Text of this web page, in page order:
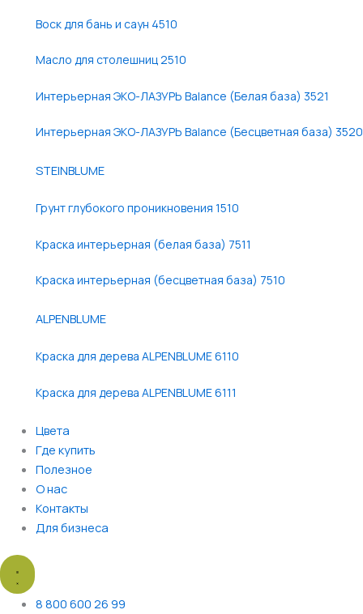
Воск для бань и саун 4510
Масло для столешниц 2510
Интерьерная ЭКО-ЛАЗУРЬ Balance (Белая база) 3521
Интерьерная ЭКО-ЛАЗУРЬ Balance (Бесцветная база) 3520
STEINBLUME
Грунт глубокого проникновения 1510
Краска интерьерная (белая база) 7511
Краска интерьерная (бесцветная база) 7510
ALPENBLUME
Краска для дерева ALPENBLUME 6110
Краска для дерева ALPENBLUME 6111
Цвета
Где купить
Полезное
О нас
Контакты
Для бизнеса
8 800 600 26 99